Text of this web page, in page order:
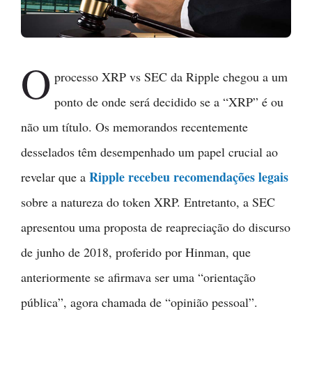
O processo XRP vs SEC da Ripple chegou a um
ponto de onde será decidido se a “XRP” é ou
não um título. Os memorandos recentemente
desselados têm desempenhado um papel crucial ao
revelar que a Ripple recebeu recomendações legais
sobre a natureza do token XRP. Entretanto, a SEC
apresentou uma proposta de reapreciação do discurso
de junho de 2018, proferido por Hinman, que
anteriormente se afirmava ser uma “orientação
pública”, agora chamada de “opinião pessoal”.